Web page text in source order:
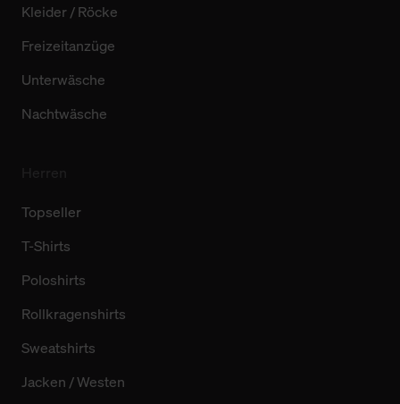
Kleider / Röcke
Freizeitanzüge
Unterwäsche
Nachtwäsche
Topseller
T-Shirts
Poloshirts
Rollkragenshirts
Sweatshirts
Jacken / Westen